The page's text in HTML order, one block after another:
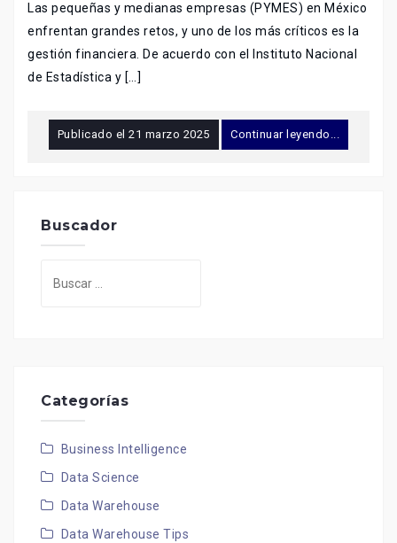
Las pequeñas y medianas empresas (PYMES) en México
enfrentan grandes retos, y uno de los más críticos es la
gestión financiera. De acuerdo con el Instituto Nacional
de Estadística y […]
Publicado el21 marzo 2025 Continuar leyendo...
Buscador
Categorías
Business Intelligence
Data Science
Data Warehouse
Data Warehouse Tips